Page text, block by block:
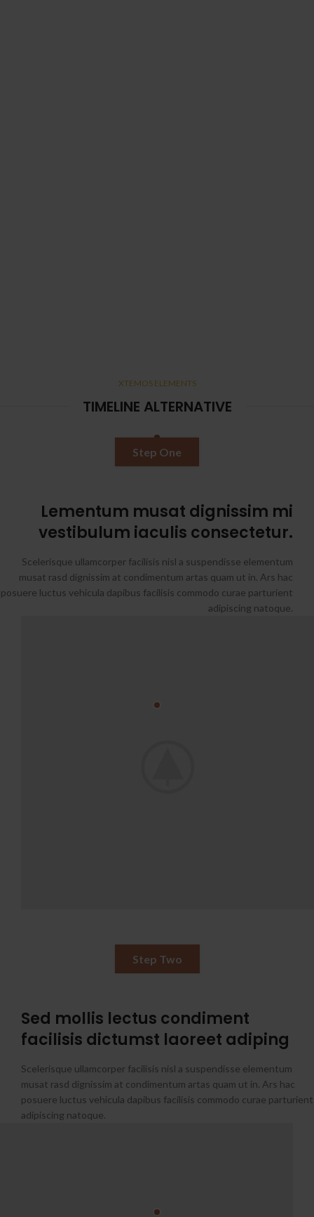
XTEMOS ELEMENTS
TIMELINE ALTERNATIVE
Step One
Lementum musat dignissim mi
vestibulum iaculis consectetur.
Scelerisque ullamcorper facilisis nisl a suspendisse elementum
musat rasd dignissim at condimentum artas quam ut in. Ars hac
posuere luctus vehicula dapibus facilisis commodo curae parturient
adipiscing natoque.
Step Two
Sed mollis lectus condiment
facilisis dictumst laoreet adiping
Scelerisque ullamcorper facilisis nisl a suspendisse elementum
musat rasd dignissim at condimentum artas quam ut in. Ars hac
posuere luctus vehicula dapibus facilisis commodo curae parturient
adipiscing natoque.